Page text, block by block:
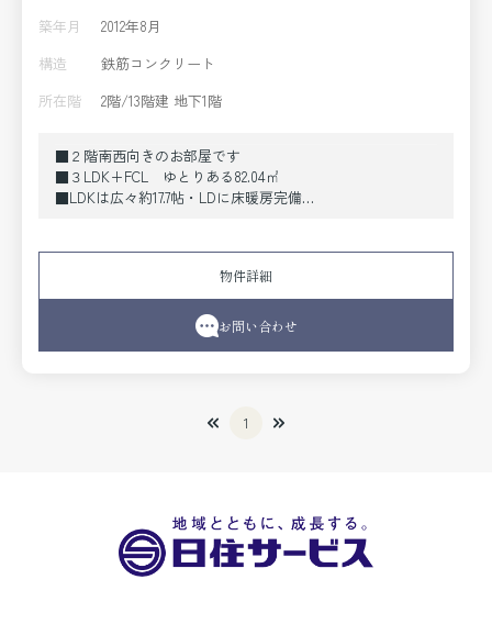
築年月
2012年8月
構造
鉄筋コンクリート
所在階
2階/13階建 地下1階
■２階南西向きのお部屋です
■３LDK+FCL ゆとりある82.04㎡
■LDKは広々約17.7帖・LDに床暖房完備
■浴室UBは広々1418サイズ・浴室換気乾燥暖房機付き
■廊下ファミリークローゼットをはじめ各居室に収納あり
■奥行約2.0ｍの広々バルコニーにはスロップシンクあり
■自走式駐車場（空き都度要確認）
物件詳細
お問い合わせ
1